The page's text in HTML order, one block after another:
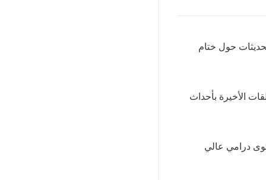
حول ختام
الأخيرة بأحداث
درامي عالي